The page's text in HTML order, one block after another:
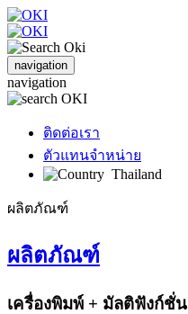
navigation
navigation
ติดต่อเรา
ตัวแทนจำหน่าย
Thailand
ผลิตภัณฑ์
ผลิตภัณฑ์
เครื่องพิมพ์ + มัลติฟังก์ชั่น